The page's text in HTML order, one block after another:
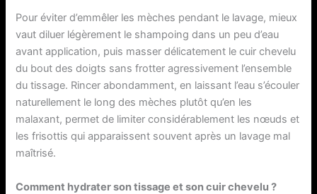
Pour éviter d’emmêler les mèches pendant le lavage, mieux
vaut diluer légèrement le shampoing dans un peu d’eau
avant application, puis masser délicatement le cuir chevelu
du bout des doigts sans frotter agressivement l’ensemble
du tissage. Rincer abondamment, en laissant l’eau s’écouler
naturellement le long des mèches plutôt qu’en les
malaxant, permet de limiter considérablement les nœuds et
les frisottis qui apparaissent souvent après un lavage mal
maîtrisé.
Comment hydrater son tissage et son cuir chevelu ?